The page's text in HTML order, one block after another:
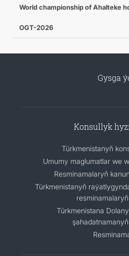
World championship of Ahalteke
OGT-2026
Gysga
Konsullyk
Türkmenistanyň
Umumy maglumatlar we
Resminamalaryň
Türkmenistanyň
Türkmenistana